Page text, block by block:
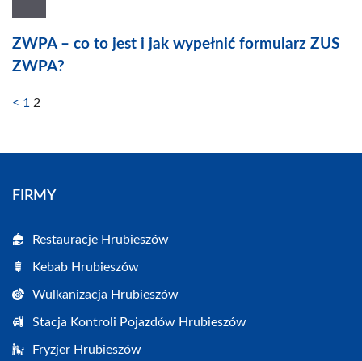
ZWPA – co to jest i jak wypełnić formularz ZUS
ZWPA?
< 1 2
FIRMY
Restauracje Hrubieszów
Kebab Hrubieszów
Wulkanizacja Hrubieszów
Stacja Kontroli Pojazdów Hrubieszów
Fryzjer Hrubieszów